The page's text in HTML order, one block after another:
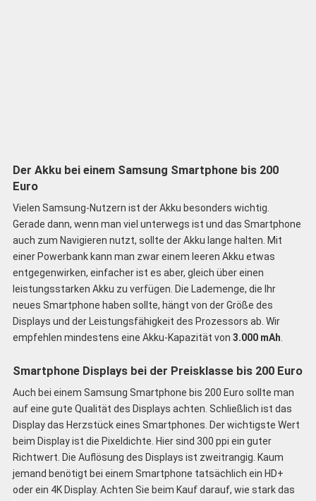
Der Akku bei einem Samsung Smartphone bis 200
Euro
Vielen Samsung-Nutzern ist der Akku besonders wichtig.
Gerade dann, wenn man viel unterwegs ist und das Smartphone
auch zum Navigieren nutzt, sollte der Akku lange halten. Mit
einer Powerbank kann man zwar einem leeren Akku etwas
entgegenwirken, einfacher ist es aber, gleich über einen
leistungsstarken Akku zu verfügen. Die Lademenge, die Ihr
neues Smartphone haben sollte, hängt von der Größe des
Displays und der Leistungsfähigkeit des Prozessors ab. Wir
empfehlen mindestens eine Akku-Kapazität von 3.000 mAh
Smartphone Displays bei der Preisklasse bis 200 Euro
Auch bei einem Samsung Smartphone bis 200 Euro sollte man
auf eine gute Qualität des Displays achten. Schließlich ist das
Display das Herzstück eines Smartphones. Der wichtigste Wert
beim Display ist die Pixeldichte. Hier sind 300 ppi ein guter
Richtwert. Die Auflösung des Displays ist zweitrangig. Kaum
jemand benötigt bei einem Smartphone tatsächlich ein HD+
oder ein 4K Display. Achten Sie beim Kauf darauf, wie stark das